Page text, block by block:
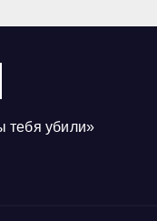
тебя убили»